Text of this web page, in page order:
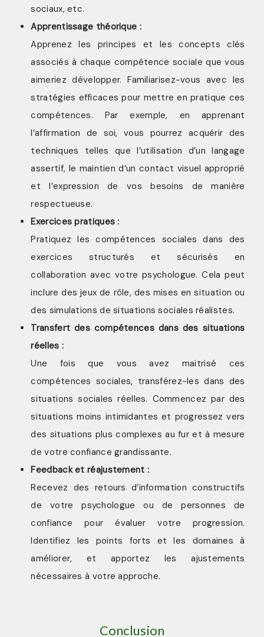
sociaux, etc.
Apprentissage théorique :
Apprenez les principes et les concepts clés
associés à chaque compétence sociale que vous
aimeriez développer. Familiarisez-vous avec les
stratégies efficaces pour mettre en pratique ces
compétences. Par exemple, en apprenant
l’affirmation de soi, vous pourrez acquérir des
techniques telles que l’utilisation d’un langage
assertif, le maintien d’un contact visuel approprié
et l’expression de vos besoins de manière
respectueuse.
Exercices pratiques :
Pratiquez les compétences sociales dans des
exercices structurés et sécurisés en
collaboration avec votre psychologue. Cela peut
inclure des jeux de rôle, des mises en situation ou
des simulations de situations sociales réalistes.
Transfert des compétences dans des situations
réelles :
Une fois que vous avez maitrisé ces
compétences sociales, transférez-les dans des
situations sociales réelles. Commencez par des
situations moins intimidantes et progressez vers
des situations plus complexes au fur et à mesure
de votre confiance grandissante.
Feedback et réajustement :
Recevez des retours d’information constructifs
de votre psychologue ou de personnes de
confiance pour évaluer votre progression.
Identifiez les points forts et les domaines à
améliorer, et apportez les ajustements
nécessaires à votre approche.
Conclusion